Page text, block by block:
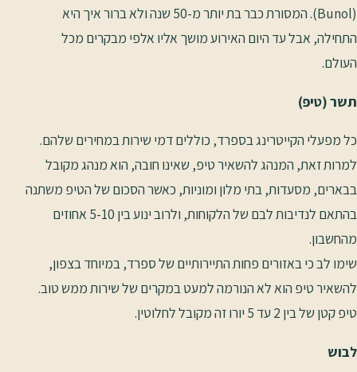
(Bunol). המסורת כבר בת יותר מ-50 שנה ולא ברור איך היא
התחילה, אבל עד היום האירוע מושך אליו אלפי מבקרים מכל
העולם.
תשר (טיפ)
כל מפעלי הקייטרינג בספרד, כוללים דמי שירות במחירים שלהם.
למרות זאת, המנהג להשאיר טיפ, שאינו חובה, הוא מנהג מקובל
בבארים, מסעדות, בתי מלון ומוניות, כאשר הסכום של הטיפ משתנה
בהתאם לנדיבות לבם של הלקוחות, ולרוב ינוע בין 5-10 אחוזים
מהחשבון.
שימו לב כי באזורים פחות התיירותיים של ספרד, במיוחד בצפון,
להשאיר טיפ הוא לא הנורמה למעט במקרים של שירות ממש טוב.
טיפ קטן של בין 2 עד 5 יורו זה מקובל לחלוטין.
לבוש